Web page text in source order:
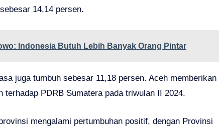
14,14 persen.
Indonesia Butuh Lebih Banyak Orang Pintar
juga tumbuh sebesar 11,18 persen. Aceh memberikan
terhadap PDRB Sumatera pada triwulan II 2024.
mengalami pertumbuhan positif, dengan Provinsi